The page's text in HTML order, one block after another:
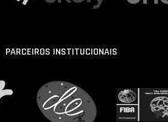
PARCEIROS INSTITUCIONAIS